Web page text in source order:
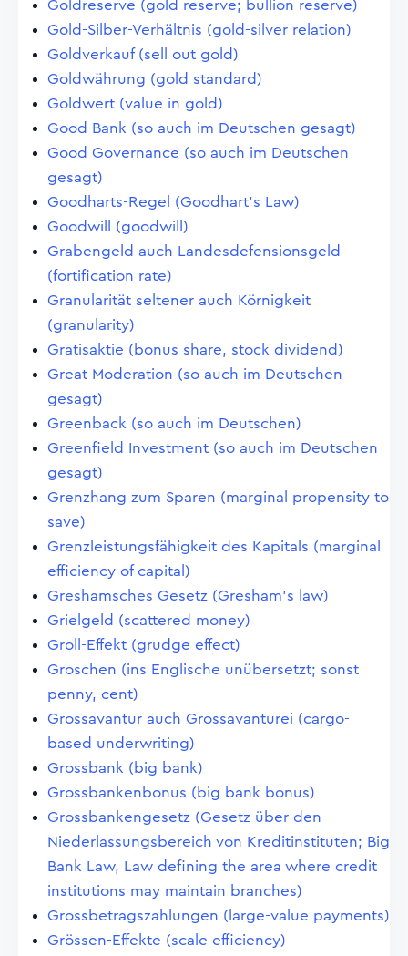
Goldreserve (gold reserve; bullion reserve)
Gold-Silber-Verhältnis (gold-silver relation)
Goldverkauf (sell out gold)
Goldwährung (gold standard)
Goldwert (value in gold)
Good Bank (so auch im Deutschen gesagt)
Good Governance (so auch im Deutschen
gesagt)
Goodharts-Regel (Goodhart's Law)
Goodwill (goodwill)
Grabengeld auch Landesdefensionsgeld
(fortification rate)
Granularität seltener auch Körnigkeit
(granularity)
Gratisaktie (bonus share, stock dividend)
Great Moderation (so auch im Deutschen
gesagt)
Greenback (so auch im Deutschen)
Greenfield Investment (so auch im Deutschen
gesagt)
Grenzhang zum Sparen (marginal propensity to
save)
Grenzleistungsfähigkeit des Kapitals (marginal
efficiency of capital)
Greshamsches Gesetz (Gresham's law)
Grielgeld (scattered money)
Groll-Effekt (grudge effect)
Groschen (ins Englische unübersetzt; sonst
penny, cent)
Grossavantur auch Grossavanturei (cargo-
based underwriting)
Grossbank (big bank)
Grossbankenbonus (big bank bonus)
Grossbankengesetz (Gesetz über den
Niederlassungsbereich von Kreditinstituten; Big
Bank Law, Law defining the area where credit
institutions may maintain branches)
Grossbetragszahlungen (large-value payments)
Grössen-Effekte (scale efficiency)